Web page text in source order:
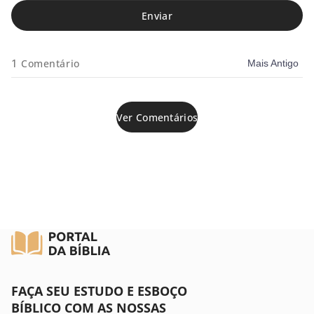
Ezequiel
Oséias
Miquéias
Habacuque
1 Comentário Mais Antigo
Ver Comentários
FAÇA SEU ESTUDO E ESBOÇO
BÍBLICO COM AS NOSSAS